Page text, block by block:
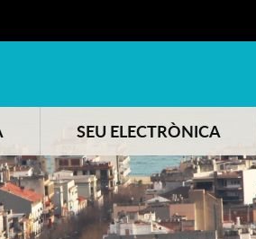
SEU ELECTRÒNICA